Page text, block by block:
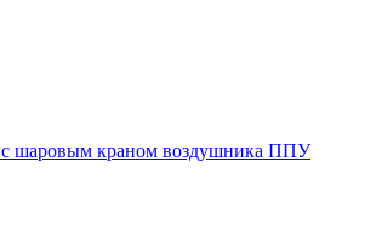
с шаровым краном воздушника ППУ